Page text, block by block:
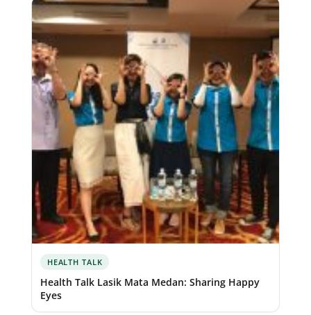
HEALTH TALK
Health Talk Lasik Mata Medan: Sharing Happy
Eyes